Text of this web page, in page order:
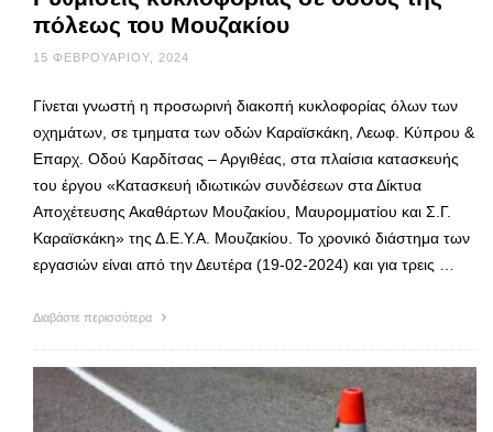
πόλεως του Μουζακίου
15 ΦΕΒΡΟΥΑΡΊΟΥ, 2024
Γίνεται γνωστή η προσωρινή διακοπή κυκλοφορίας όλων των
οχημάτων, σε τμηματα των οδών Καραϊσκάκη, Λεωφ. Κύπρου &
Επαρχ. Οδού Καρδίτσας – Αργιθέας, στα πλαίσια κατασκευής
του έργου «Κατασκευή ιδιωτικών συνδέσεων στα Δίκτυα
Αποχέτευσης Ακαθάρτων Μουζακίου, Μαυρομματίου και Σ.Γ.
Καραϊσκάκη» της Δ.Ε.Υ.Α. Μουζακίου. Το χρονικό διάστημα των
εργασιών είναι από την Δευτέρα (19-02-2024) και για τρεις …
Διαβάστε περισσότερα